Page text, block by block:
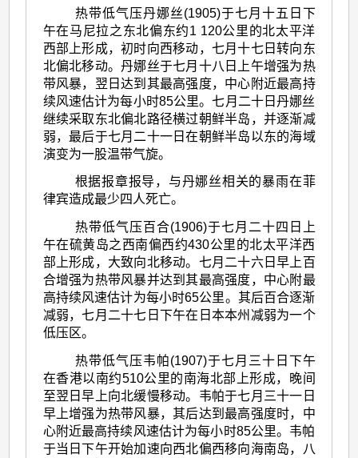
热带低气压丹娜丝(1905)于七月十五日下
午在马尼拉之东北偏东约1 120公里的北太平洋
西部上形成，初时向西移动，七月十七日转向东
北偏北移动。丹娜丝于七月十八日上午增强为热
带风暴，翌日达到其最高强度，中心附近最高持
续风速估计为每小时85公里。七月二十日丹娜丝
继续采取东北偏北路径横过朝鲜半岛，并逐渐减
弱，最后于七月二十一日在朝鲜半岛以东的海域
演变为一股温带气旋。
根据报章报导，与丹娜丝相关的暴雨在菲
律宾造成最少四人死亡。
热带低气压百合(1906)于七月二十四日上
午在硫黄岛之西南偏西约430公里的北太平洋西
部上形成，大致向北移动。七月二十六日早上百
合增强为热带风暴并达到其最高强度，中心附最
高持续风速估计为每小时65公里。其后百合逐渐
减弱，七月二十七日下午在日本本州减弱为一个
低压区。
热带低气压韦帕(1907)于七月三十日下午
在香港以南约510公里的南海北部上形成，晚间
至翌日早上向北缓慢移动。韦帕于七月三十一日
早上增强为热带风暴，其后达到最高强度时，中
心附近最高持续风速估计为每小时85公里。韦帕
于当日下午开始加速向西北偏西移向海南岛，八